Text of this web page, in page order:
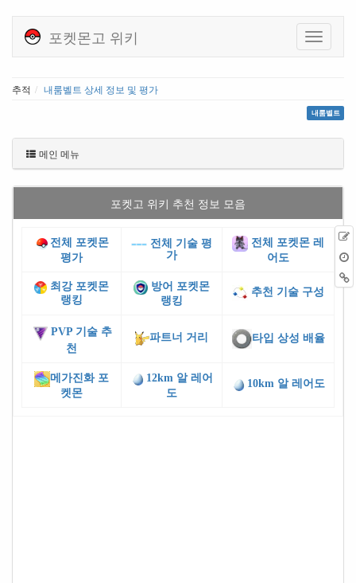
포켓몬고 위키
추적 내룸벨트 상세 정보 및 평가
내룸벨트
메인 메뉴
포켓고 위키 추천 정보 모음
전체 포켓몬
평가
전체 기술 평
가
전체 포켓몬 레
어도
최강 포켓몬
랭킹
방어 포켓몬
랭킹
추천 기술 구성
PVP 기술 추
천
파트너 거리 타입 상성 배율
메가진화 포
켓몬
12km 알 레어
도
10km 알 레어도